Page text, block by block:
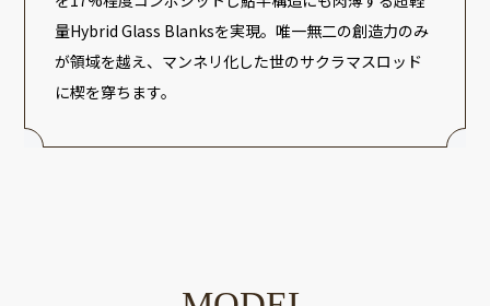
量Hybrid Glass Blanksを実現。唯一無二の創造力のみ
が領域を越え、マンネリ化した世のサクラマスロッド
に楔を穿ちます。